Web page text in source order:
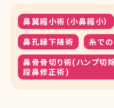
鼻翼縮小術（小鼻縮小）
鼻孔縁下降術
糸で
鼻骨骨切り術(ハンプ切
段鼻修正術)